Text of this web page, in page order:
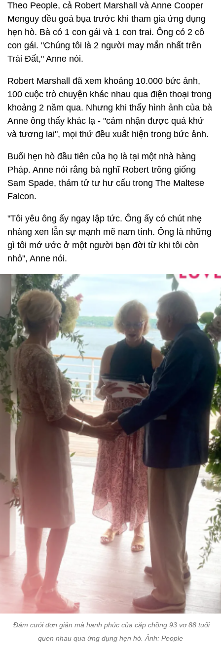
Theo People, cả Robert Marshall và Anne Cooper
Menguy đều goá bụa trước khi tham gia ứng dụng
hẹn hò. Bà có 1 con gái và 1 con trai. Ông có 2 cô
con gái. "Chúng tôi là 2 người may mắn nhất trên
Trái Đất," Anne nói.
Robert Marshall đã xem khoảng 10.000 bức ảnh,
100 cuộc trò chuyện khác nhau qua điện thoại trong
khoảng 2 năm qua. Nhưng khi thấy hình ảnh của bà
Anne ông thấy khác lạ - "cảm nhận được quá khứ
và tương lai", mọi thứ đều xuất hiện trong bức ảnh.
Buổi hẹn hò đầu tiên của họ là tại một nhà hàng
Pháp. Anne nói rằng bà nghĩ Robert trông giống
Sam Spade, thám tử tư hư cấu trong The Maltese
Falcon.
"Tôi yêu ông ấy ngay lập tức. Ông ấy có chút nhẹ
nhàng xen lẫn sự mạnh mẽ nam tính. Ông là những
gì tôi mớ ước ở một người bạn đời từ khi tôi còn
nhỏ", Anne nói.
Đám cưới đơn giản mà hạnh phúc của cặp chồng 93 vợ 88 tuổi
quen nhau qua ứng dụng hẹn hò. Ảnh: People